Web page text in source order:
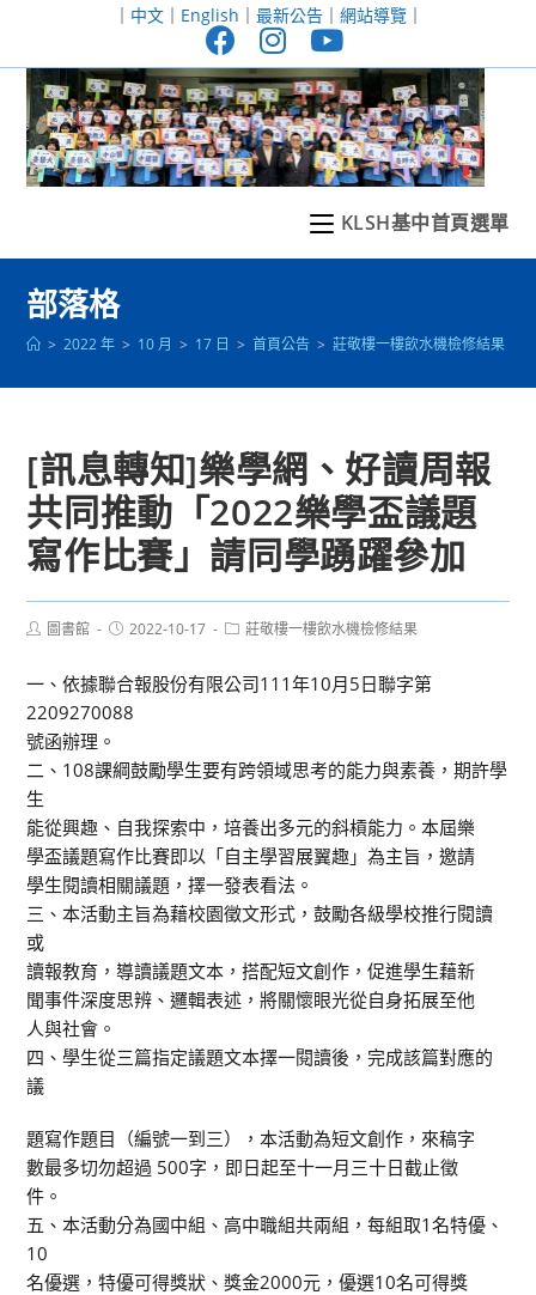
至
｜ 中文｜ English ｜ 最新公告｜ 網站導覽｜
KLSH基中首頁選單
部落格
> 2022 年 > 10 月 > 17 日 > 首頁公告 > 莊敬樓一樓飲水機檢修結果
[訊息轉知]樂學網、好讀周報
共同推動「2022樂學盃議題
寫作比賽」請同學踴躍參加
Post圖書館
Post2022-10-17
Post莊敬樓一樓飲水機檢修結果
一、依據聯合報股份有限公司111年10月5日聯字第
2209270088
號函辦理。
二、108課綱鼓勵學生要有跨領域思考的能力與素養，期許學
生
能從興趣、自我探索中，培養出多元的斜槓能力。本屆樂
學盃議題寫作比賽即以「自主學習展翼趣」為主旨，邀請
學生閱讀相關議題，擇一發表看法。
三、本活動主旨為藉校園徵文形式，鼓勵各級學校推行閱讀
或
讀報教育，導讀議題文本，搭配短文創作，促進學生藉新
聞事件深度思辨、邏輯表述，將關懷眼光從自身拓展至他
人與社會。
四、學生從三篇指定議題文本擇一閱讀後，完成該篇對應的
議
題寫作題目（編號一到三），本活動為短文創作，來稿字
數最多切勿超過 500字，即日起至十一月三十日截止徵
件。
五、本活動分為國中組、高中職組共兩組，每組取1名特優、
10
名優選，特優可得獎狀、獎金2000元，優選10名可得獎